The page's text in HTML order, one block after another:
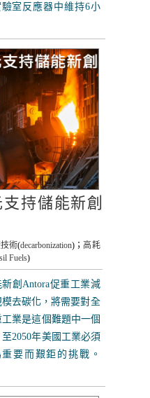
室反應器中維持6小
持儲能新創
術(decarbonization)； 高耗
Fuels)
創Antora促重工業減
去碳化，將需要對全
業是這個難題中一個
2050年美國工業必須
要而艱鉅的挑戰。